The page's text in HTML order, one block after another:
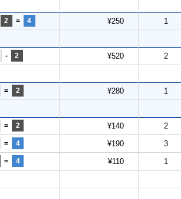
2 = 4 ¥250 1
- 2 ¥520 2
= 2 ¥280 1
= 2 ¥140 2
= 4 ¥190 3
= 4 ¥110 1